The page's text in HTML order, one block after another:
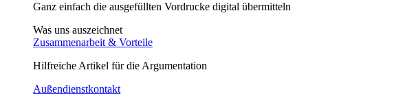
Ganz einfach die ausgefüllten Vordrucke digital übermitteln
Was uns auszeichnet
Zusammenarbeit & Vorteile
Hilfreiche Artikel für die Argumentation
Außendienstkontakt